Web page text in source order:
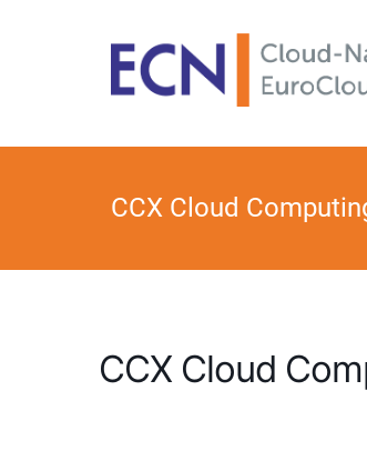
CCX Cloud
CCX Cloud